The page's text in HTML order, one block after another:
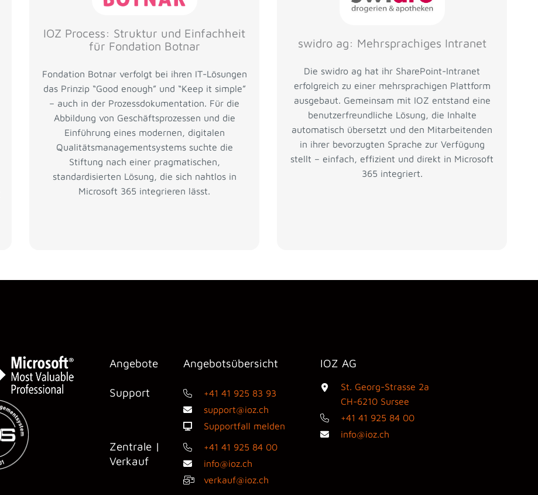
IOZ Process: Struktur und Einfachheit
für Fondation Botnar
Fondation Botnar verfolgt bei ihren IT-Lösungen
das Prinzip “Good enough” und “Keep it simple”
– auch in der Prozessdokumentation. Für die
Abbildung von Geschäftsprozessen und die
Einführung eines modernen, digitalen
Qualitätsmanagementsystems suchte die
Stiftung nach einer pragmatischen,
standardisierten Lösung, die sich nahtlos in
Microsoft 365 integrieren lässt.
swidro ag: Mehrsprachiges Intranet
Die swidro ag hat ihr SharePoint-Intranet
erfolgreich zu einer mehrsprachigen Plattform
ausgebaut. Gemeinsam mit IOZ entstand eine
benutzerfreundliche Lösung, die Inhalte
automatisch übersetzt und den Mitarbeitenden
in ihrer bevorzugten Sprache zur Verfügung
stellt – einfach, effizient und direkt in Microsoft
365 integriert.
Angebote Angebotsübersicht
Support
+41 41 925 83 93
support@ioz.ch
Supportfall melden
Zentrale |
Verkauf
+41 41 925 84 00
info@ioz.ch
verkauf@ioz.ch
IOZ AG
St. Georg-Strasse 2a
CH-6210 Sursee
+41 41 925 84 00
info@ioz.ch